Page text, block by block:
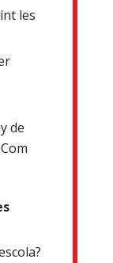
les
de